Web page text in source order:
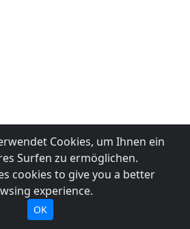
Cookies, um Ihnen ein
Surfen zu ermöglichen.
cookies to give you a better
experience.
OK